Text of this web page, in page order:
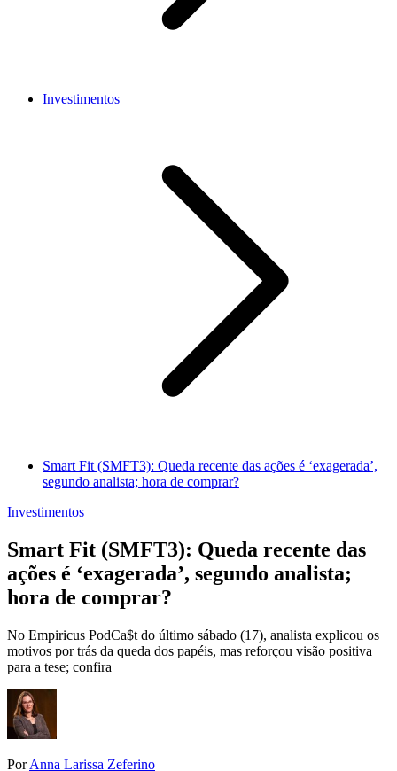
Investimentos
Smart Fit (SMFT3): Queda recente das ações é ‘exagerada’,
segundo analista; hora de comprar?
Investimentos
Smart Fit (SMFT3): Queda recente das
ações é ‘exagerada’, segundo analista;
hora de comprar?
No Empiricus PodCa$t do último sábado (17), analista explicou os
motivos por trás da queda dos papéis, mas reforçou visão positiva
para a tese; confira
PorAnna Larissa Zeferino